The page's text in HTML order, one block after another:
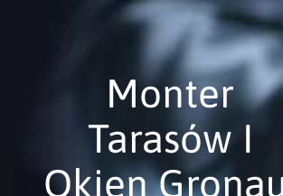
Monter
Tarasów I
Okien